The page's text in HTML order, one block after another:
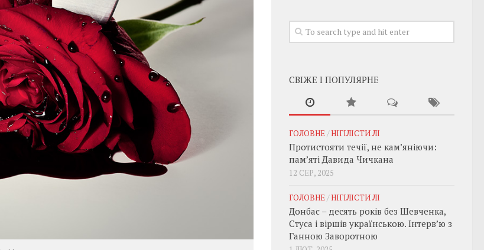
СВІЖЕ І ПОПУЛЯРНЕ
ГОЛОВНЕ/НІГІЛІСТИ ЛІ
Протистояти течії, не кам’яніючи:
пам’яті Давида Чичкана
12 СЕР, 2025
ГОЛОВНЕ/НІГІЛІСТИ ЛІ
Донбас – десять років без Шевченка,
Стуса і віршів українською. Інтерв’ю з
Ганною Заворотною